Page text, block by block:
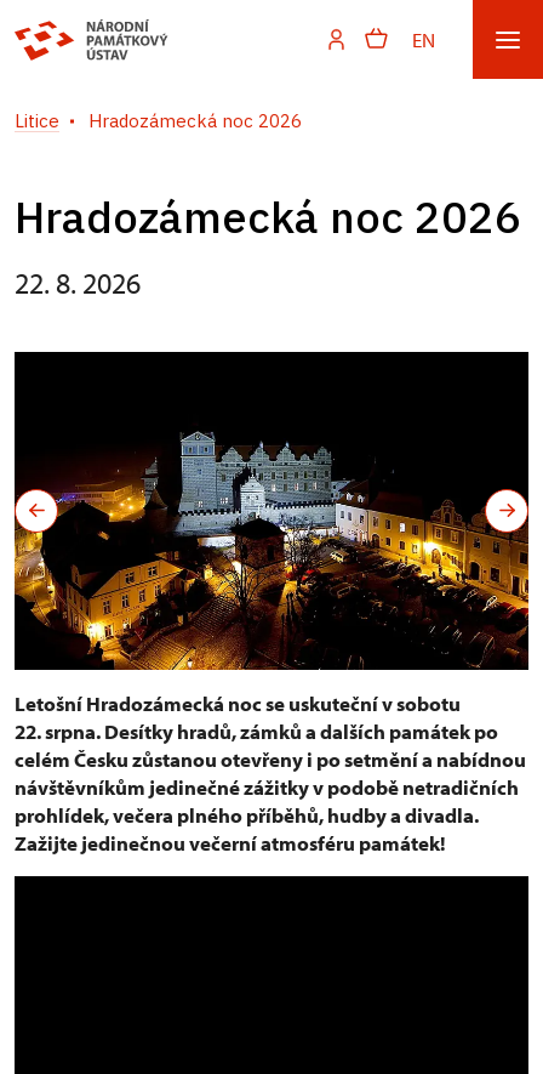
EN
Litice Hradozámecká noc 2026
Hradozámecká noc 2026
22. 8. 2026
Letošní Hradozámecká noc se uskuteční v sobotu
22. srpna. Desítky hradů, zámků a dalších památek po
celém Česku zůstanou otevřeny i po setmění a nabídnou
návštěvníkům jedinečné zážitky v podobě netradičních
prohlídek, večera plného příběhů, hudby a divadla.
Zažijte jedinečnou večerní atmosféru památek!